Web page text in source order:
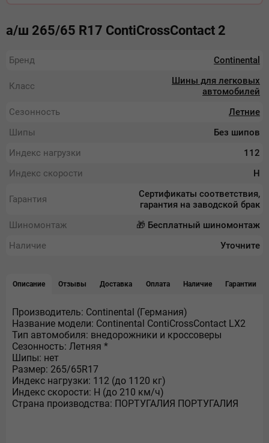
а/ш 265/65 R17 ContiCrossContact 2
Бренд Continental
Класс
Шины для легковых
автомобилей
Сезонность
Летние
Шипы
Без шипов
Индекс нагрузки
112
Индекс скорости
H
Гарантия
Сертификаты соответствия,
гарантия на заводской брак
Шиномонтаж
🎁 Бесплатный шиномонтаж
Наличие
Уточните
Описание Отзывы Доставка Оплата Наличие Гарантии
Производитель: Continental (Германия)
Название модели: Continental ContiCrossContact LX2
Тип автомобиля: внедорожники и кроссоверы
Сезонность: Летняя *
Шипы: нет
Размер: 265/65R17
Индекс нагрузки: 112 (до 1120 кг)
Индекс скорости: H (до 210 км/ч)
Страна производства: ПОРТУГАЛИЯ ПОРТУГАЛИЯ